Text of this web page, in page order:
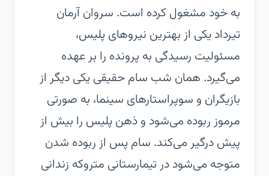
به خود مشغول کرده است. سروان آرمان
تیرداد یکی از بهترین نیروهای پلیس،
مسئولیت رسیدگی به پرونده را بر عهده
می‌گیرد. همان شب سام حقیقی یکی دیگر از
بازیگران و سوپراستارهای سینما، به صورتی
مرموز ربوده می‌شود و ذهن پلیس را بیش از
پیش درگیر می‌کند. سام پس از ربوده شدن
متوجه می‌شود در تیمارستانی متروکه زندانی